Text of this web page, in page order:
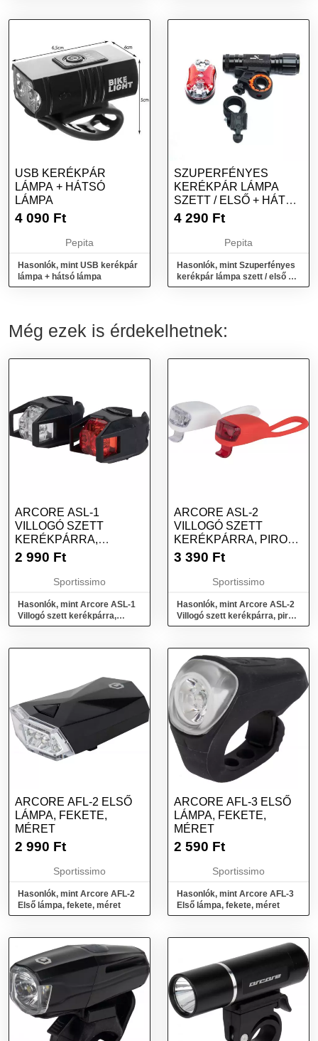
USB KERÉKPÁR
LÁMPA + HÁTSÓ
LÁMPA
4 090 Ft
Pepita
Hasonlók, mint USB kerékpár
lámpa + hátsó lámpa
SZUPERFÉNYES
KERÉKPÁR LÁMPA
SZETT / ELSŐ + HÁTSÓ
LÁMPA
4 290 Ft
Pepita
Hasonlók, mint Szuperfényes
kerékpár lámpa szett / első +
hátsó lámpa
Még ezek is érdekelhetnek:
ARCORE ASL-1
VILLOGÓ SZETT
KERÉKPÁRRA,
FEKETE, MÉRET
2 990 Ft
Sportissimo
Hasonlók, mint Arcore ASL-1
Villogó szett kerékpárra,
fekete, méret
ARCORE ASL-2
VILLOGÓ SZETT
KERÉKPÁRRA, PIROS,
MÉRET
3 390 Ft
Sportissimo
Hasonlók, mint Arcore ASL-2
Villogó szett kerékpárra, piros,
méret
ARCORE AFL-2 ELSŐ
LÁMPA, FEKETE,
MÉRET
2 990 Ft
Sportissimo
Hasonlók, mint Arcore AFL-2
Első lámpa, fekete, méret
ARCORE AFL-3 ELSŐ
LÁMPA, FEKETE,
MÉRET
2 590 Ft
Sportissimo
Hasonlók, mint Arcore AFL-3
Első lámpa, fekete, méret